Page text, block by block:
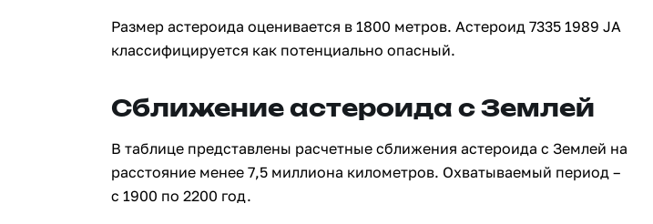
Размер астероида оценивается в 1800 метров. Астероид 7335 1989 JA
классифицируется как потенциально опасный.
Сближение астероида с Землей
В таблице представлены расчетные сближения астероида с Землей на
расстояние менее 7,5 миллиона километров. Охватываемый период –
с 1900 по 2200 год.